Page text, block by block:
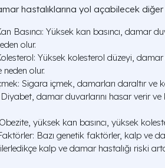
hastalıklarına yol açabilecek diğer
Basıncı: Yüksek kan basıncı, damar
olur.
Yüksek kolesterol düzeyi,
neden olur.
Sigara içmek, damarları daraltır ve
damar duvarlarını hasar verir ve
yüksek kan basıncı, yüksek
Bazı genetik faktörler, kalp ve
kalp ve damar hastalığı riski